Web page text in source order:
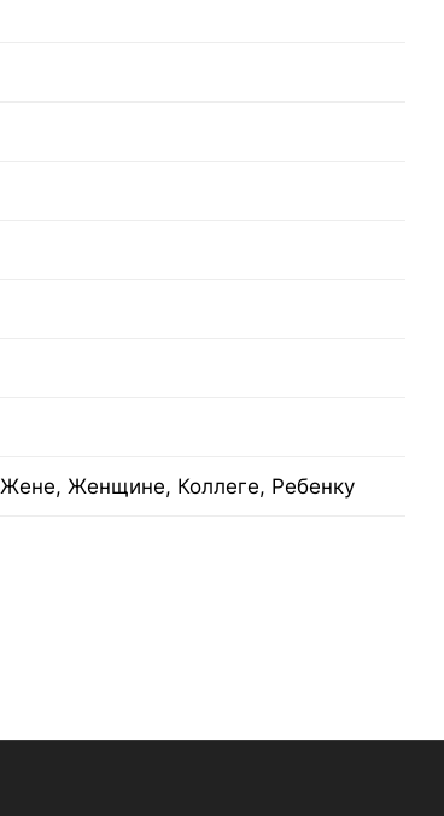
Женщине, Коллеге, Ребенку